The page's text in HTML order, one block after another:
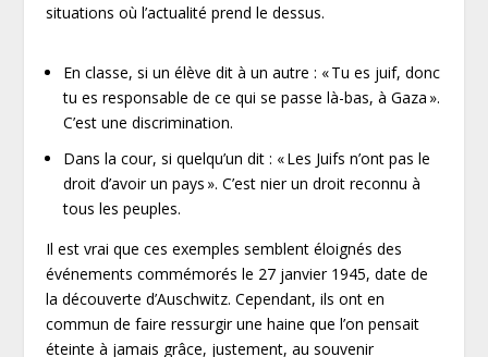
situations où l’actualité prend le dessus.
En classe, si un élève dit à un autre : « Tu es juif, donc
tu es responsable de ce qui se passe là-bas, à Gaza ».
C’est une discrimination.
Dans la cour, si quelqu’un dit : « Les Juifs n’ont pas le
droit d’avoir un pays ». C’est nier un droit reconnu à
tous les peuples.
Il est vrai que ces exemples semblent éloignés des
événements commémorés le 27 janvier 1945, date de
la découverte d’Auschwitz. Cependant, ils ont en
commun de faire ressurgir une haine que l’on pensait
éteinte à jamais grâce, justement, au souvenir